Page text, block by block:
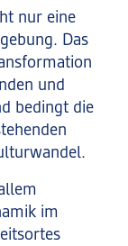
nur eine
Das
und
bedingt die
im